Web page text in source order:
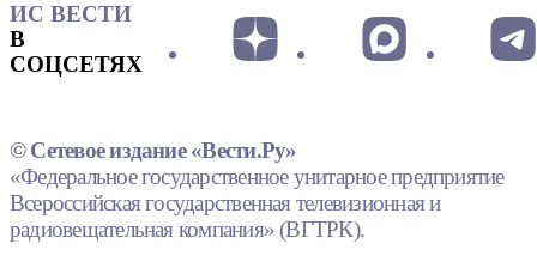
ИС ВЕСТИ
В
СОЦСЕТЯХ
© Сетевое издание «Вести.Ру»
«Федеральное государственное унитарное предприятие
Всероссийская государственная телевизионная и
радиовещательная компания» (ВГТРК).